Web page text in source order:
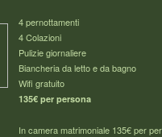
4 pernottamenti
4 Colazioni
Pulizie giornaliere
Biancheria da letto e da bagno
Wifi gratuito
135€ per persona
In camera matrimoniale 135€ per